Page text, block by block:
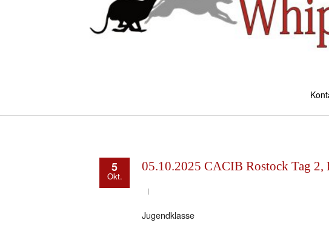
5
Okt.
05.10.2025 CACIB Rostock Tag 2,
Jugendklasse